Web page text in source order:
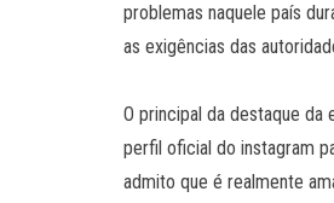
problemas naquele país
as exigências das
O principal da destaque da
perfil oficial do instagram
admito que é realmente